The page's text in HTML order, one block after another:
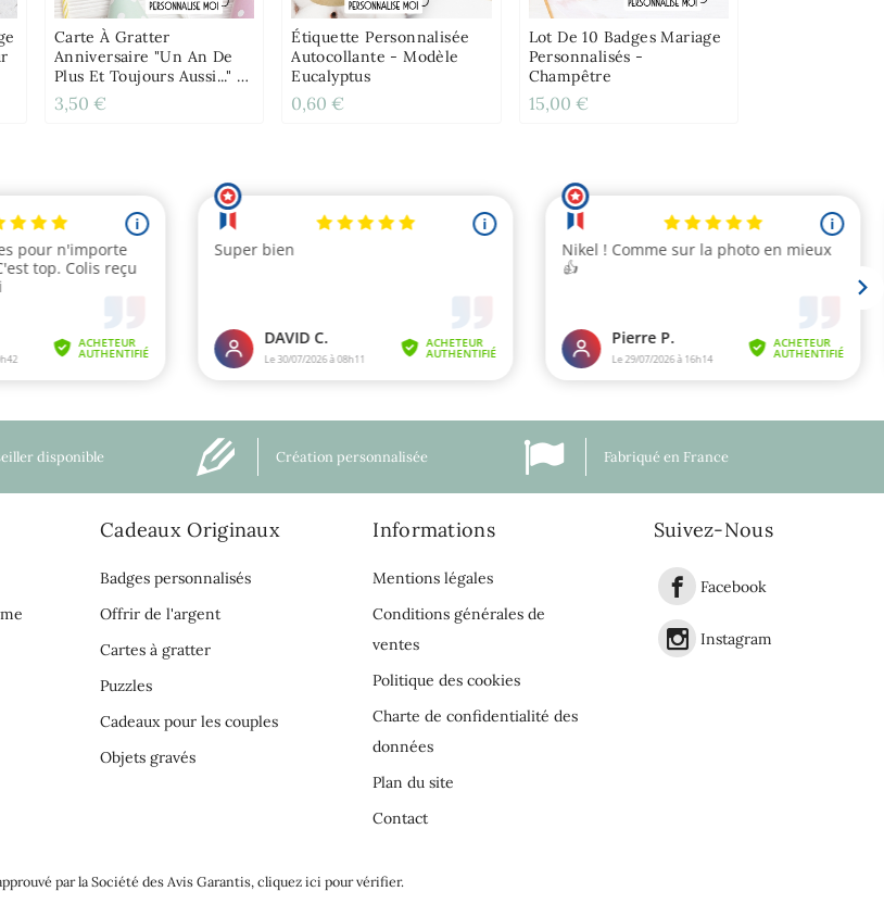
Carte À Gratter
Anniversaire "Un An De
Plus Et Toujours Aussi..." -
Confetti
3,50 €
Étiquette Personnalisée
Autocollante - Modèle
Eucalyptus
0,60 €
Lot De 10 Badges Mariage
Personnalisés -
Champêtre
15,00 €
disponible Création personnalisée Fabriqué en France
Cadeaux Originaux
Badges personnalisés
Offrir de l'argent
Cartes à gratter
Puzzles
Cadeaux pour les couples
Objets gravés
Informations
Mentions légales
Conditions générales de
ventes
Politique des cookies
Charte de confidentialité des
données
Plan du site
Contact
Suivez-Nous
Facebook
Instagram
par la Société des Avis Garantis, cliquez ici pour vérifier.